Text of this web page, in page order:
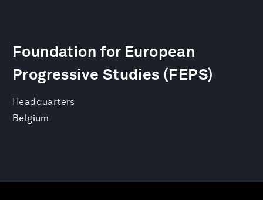
Headquarters
Belgium
Foundation for European
Progressive Studies (FEPS)